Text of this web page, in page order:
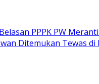
Belasan PPPK PW
Ditemukan Tewas di